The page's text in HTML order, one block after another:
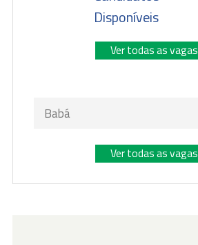
Disponíveis
Ver todas as vagas
Babá
Ver todas as vagas